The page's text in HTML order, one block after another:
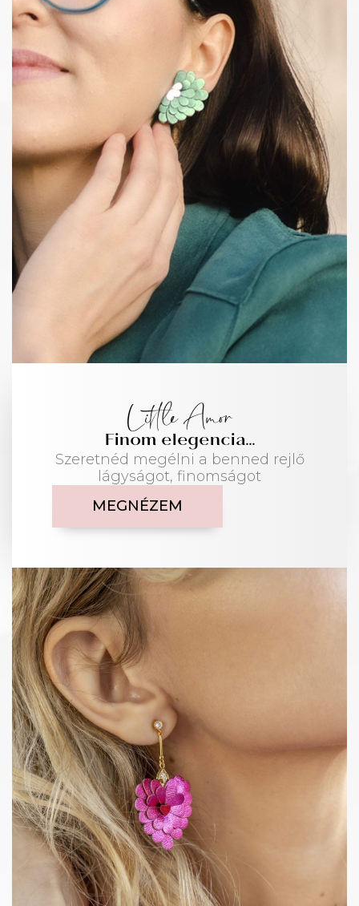
Little Amor
Finom elegencia...
Szeretnéd megélni a benned rejlő
lágyságot, finomságot
MEGNÉZEM